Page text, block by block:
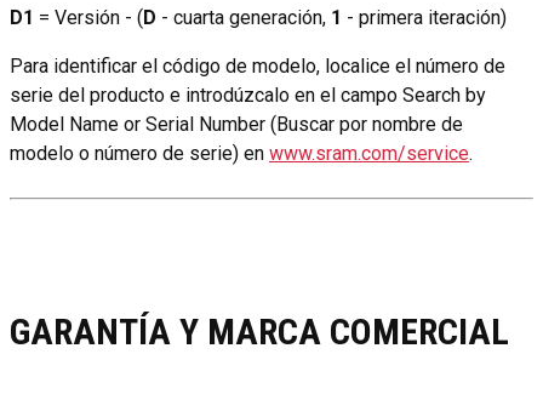
D1 = Versión - ( D - cuarta generación, 1 - primera iteración)
Para identificar el código de modelo, localice el número de
serie del producto e introdúzcalo en el campo Search by
Model Name or Serial Number (Buscar por nombre de
modelo o número de serie) en www.sram.com/service.
GARANTÍA Y MARCA COMERCIAL